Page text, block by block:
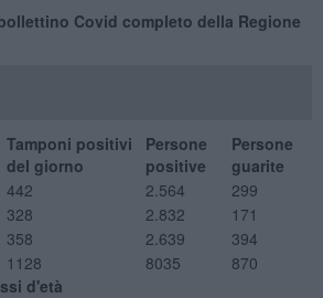
Covid completo della Regione
Tamponi positivi
del giorno
Persone
positive
Persone
guarite
442 2.564
299
328 2.832
171
358 2.639
394
1128 8035
870
d'età